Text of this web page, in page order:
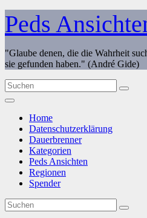
Zum
Inhalt
springen
Peds
"Glaube denen, die die Wahrheit
sie gefunden haben." (André Gide)
Home
Datenschutzerklärung
Dauerbrenner
Kategorien
Peds Ansichten
Regionen
Spender